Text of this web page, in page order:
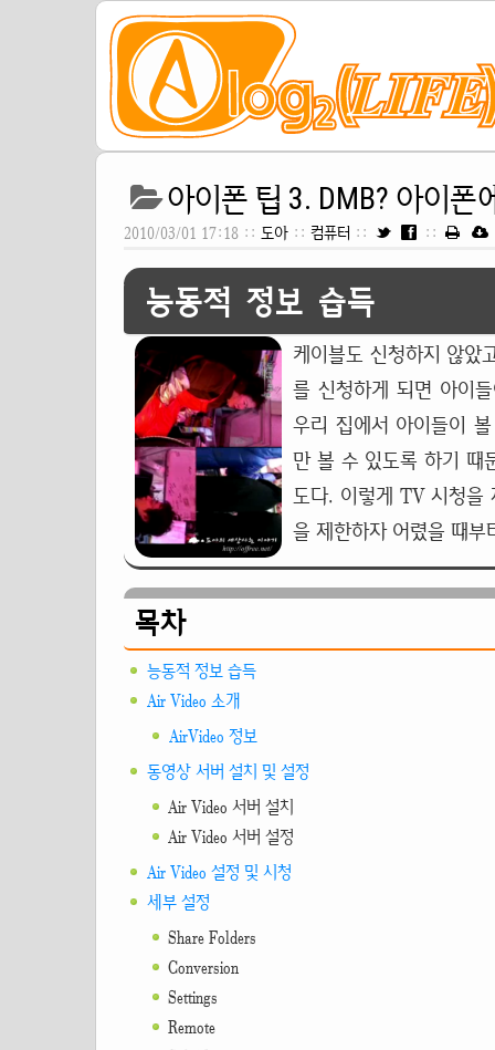
아이폰 팁 3. DMB? 아이폰
2010/03/01 17:18 :: 도아 :: 컴퓨터 :: ::
능동적 정보 습득
케이블도 신청하지 않았
를 신청하게 되면 아이
우리 집에서 아이들이
만 볼 수 있도록 하기 때
도다. 이렇게 TV 시청을
을 제한하자 어렸을 때
목차
능동적 정보 습득
Air Video 소개
AirVideo 정보
동영상 서버 설치 및 설정
Air Video 서버 설치
Air Video 서버 설정
Air Video 설정 및 시청
세부 설정
Share Folders
Conversion
Settings
Remote